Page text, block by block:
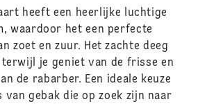
heeft een heerlijke luchtige
waardoor het een perfecte
zoet en zuur. Het zachte deeg
je geniet van de frisse en
de rabarber. Een ideale keuze
gebak die op zoek zijn naar